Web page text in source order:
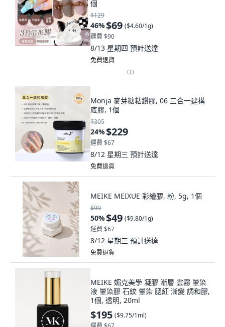
個
$129
46%$69 ($4.60/1g)
運費 $90
8/13 星期四 預計送達
免費退貨
(1)
Monja 麥芽糖粘鑽膠, 06 三合一建構
底膠, 1個
$305
24%$229
運費 $67
8/12 星期三 預計送達
免費退貨
MEIKE MEIXUE 彩繪膠, 粉, 5g, 1個
$99
50%$49 ($9.80/1g)
運費 $67
8/12 星期三 預計送達
免費退貨
MEIKE 媚克美學 凝膠 漸層 雲霧 暈染
液 暈染膠 石紋 暈染 腮紅 漸變 調和膠,
1個, 透明, 20ml
$195 ($9.75/1ml)